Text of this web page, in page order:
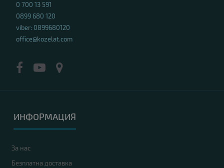
0 700 13 591
0899 680 120
viber: 0899680120
office@kozelat.com
ИНФОРМАЦИЯ
За нас
Безплатна доставка